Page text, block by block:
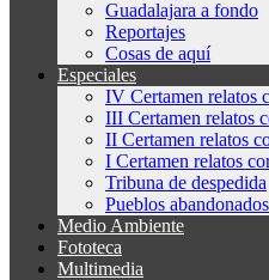
Guadalajara a fondo
Reportajes
Cosas de aquí
Especiales
IV Certamen relatos
III Certamen relatos
II Certamen relatos
I Certamen relatos
Tribuna de despedida
Pueblos
Medio Ambiente
Fototeca
Multimedia